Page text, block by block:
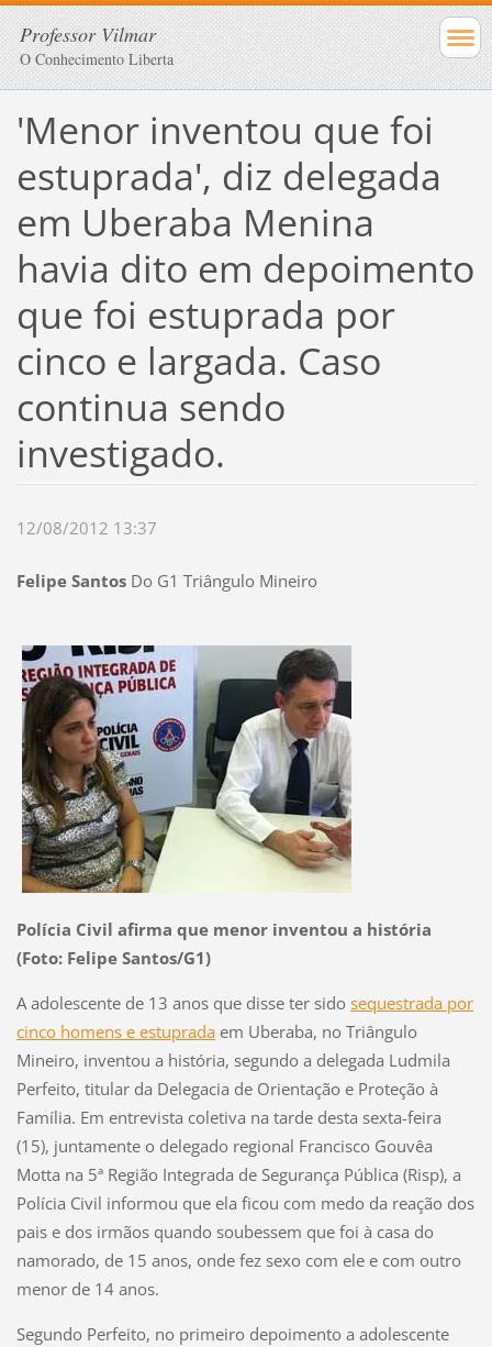
Professor Vilmar
O Conhecimento Liberta
'Menor inventou que foi
estuprada', diz delegada
em Uberaba Menina
havia dito em depoimento
que foi estuprada por
cinco e largada. Caso
continua sendo
investigado.
12/08/2012 13:37
Felipe Santos Do G1 Triângulo Mineiro
Polícia Civil afirma que menor inventou a história
(Foto: Felipe Santos/G1)
A adolescente de 13 anos que disse ter sido sequestrada por
cinco homens e estupradaem Uberaba, no Triângulo
Mineiro, inventou a história, segundo a delegada Ludmila
Perfeito, titular da Delegacia de Orientação e Proteção à
Família. Em entrevista coletiva na tarde desta sexta-feira
(15), juntamente o delegado regional Francisco Gouvêa
Motta na 5ª Região Integrada de Segurança Pública (Risp), a
Polícia Civil informou que ela ficou com medo da reação dos
pais e dos irmãos quando soubessem que foi à casa do
namorado, de 15 anos, onde fez sexo com ele e com outro
menor de 14 anos.
Segundo Perfeito, no primeiro depoimento a adolescente